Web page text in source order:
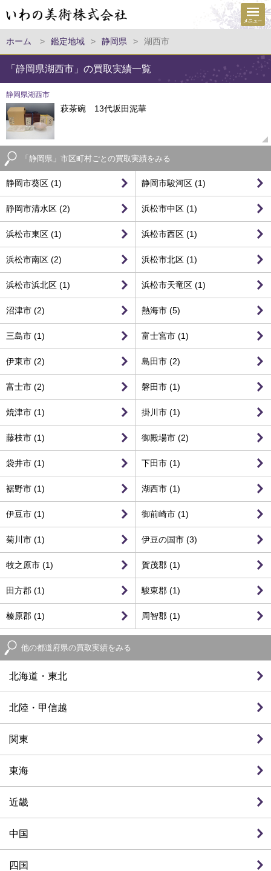
ホーム > 鑑定地域 > 静岡県 > 湖西市
「静岡県湖西市」の買取実績一覧
静岡県湖西市
萩茶碗 13代坂田泥華
「静岡県」市区町村ごとの買取実績をみる
静岡市葵区 (1) 静岡市駿河区 (1)
静岡市清水区 (2) 浜松市中区 (1)
浜松市東区 (1) 浜松市西区 (1)
浜松市南区 (2) 浜松市北区 (1)
浜松市浜北区 (1) 浜松市天竜区 (1)
沼津市 (2) 熱海市 (5)
三島市 (1) 富士宮市 (1)
伊東市 (2) 島田市 (2)
富士市 (2) 磐田市 (1)
焼津市 (1) 掛川市 (1)
藤枝市 (1) 御殿場市 (2)
袋井市 (1) 下田市 (1)
裾野市 (1) 湖西市 (1)
伊豆市 (1) 御前崎市 (1)
菊川市 (1) 伊豆の国市 (3)
牧之原市 (1) 賀茂郡 (1)
田方郡 (1) 駿東郡 (1)
榛原郡 (1) 周智郡 (1)
他の都道府県の買取実績をみる
北海道・東北
北陸・甲信越
関東
東海
近畿
中国
四国